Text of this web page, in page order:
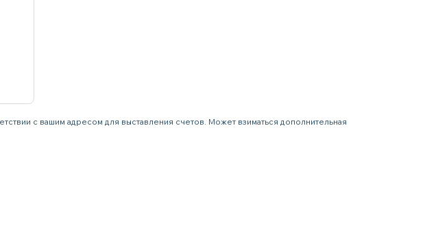
с вашим адресом для выставления счетов. Может взиматься дополнительная